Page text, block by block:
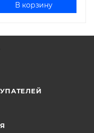
В корзину